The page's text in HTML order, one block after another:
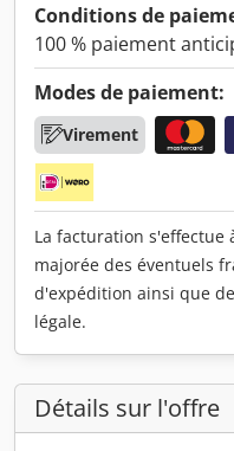
Conditions de
100 % paiement
Modes de paiement:
Virement
La facturation s'effectue
majorée des éventuels
d'expédition ainsi que
légale.
Détails sur l'offre